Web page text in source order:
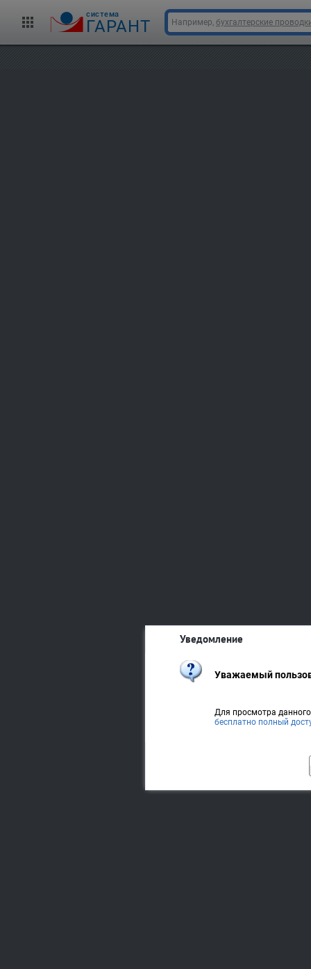
cистема
ГАРАНТ Например, бухгалтерские
Уведомление
Уважаемый
Для просмотра
бесплатно полный